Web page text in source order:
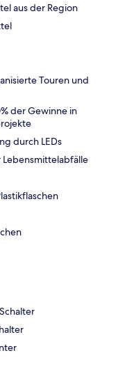
aus der Region
Touren und
der Gewinne in
durch LEDs